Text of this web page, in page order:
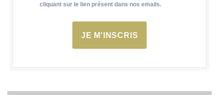
cliquant sur le lien présent dans nos emails.
JE M'INSCRIS